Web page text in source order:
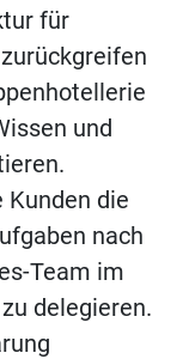
für
und
die
nach
Team im
delegieren.